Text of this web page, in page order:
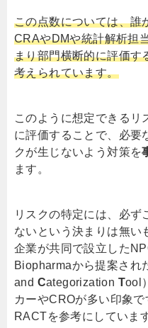
この点数については、誰
CRAやDMや統計解析担
まり部門横断的に評価す
考えられています。
このように想定できるリ
に評価することで、必要
クが生じないよう対策を
ます。
リスクの特定には、必ず
ないという決まりは無い
企業が共同で設立した
Biopharmaから提案され
and Categorization Tool
カーやCROが多い印象
RACTを参考にしていま